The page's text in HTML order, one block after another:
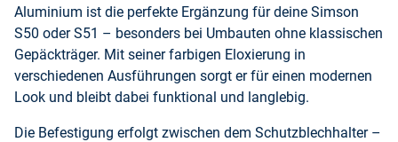
Aluminium ist die perfekte Ergänzung für deine Simson
S50 oder S51 – besonders bei Umbauten ohne klassischen
Gepäckträger. Mit seiner farbigen Eloxierung in
verschiedenen Ausführungen sorgt er für einen modernen
Look und bleibt dabei funktional und langlebig.
Die Befestigung erfolgt zwischen dem Schutzblechhalter –